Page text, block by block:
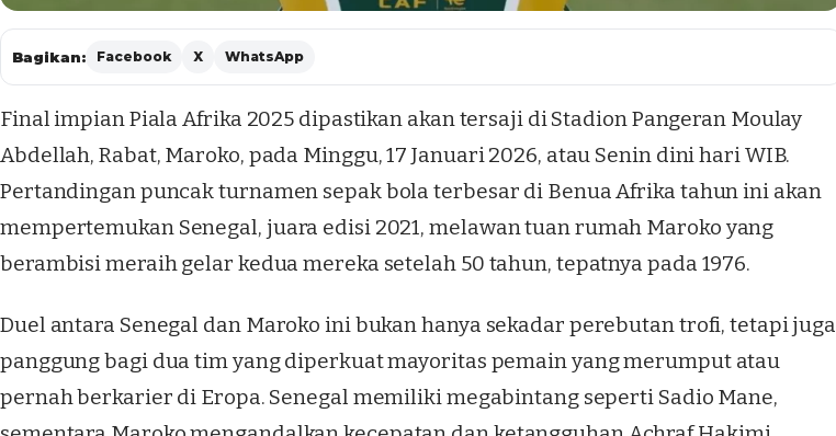
Bagikan: Facebook X WhatsApp
Final impian Piala Afrika 2025 dipastikan akan tersaji di Stadion Pangeran Moulay
Abdellah, Rabat, Maroko, pada Minggu, 17 Januari 2026, atau Senin dini hari WIB.
Pertandingan puncak turnamen sepak bola terbesar di Benua Afrika tahun ini akan
mempertemukan Senegal, juara edisi 2021, melawan tuan rumah Maroko yang
berambisi meraih gelar kedua mereka setelah 50 tahun, tepatnya pada 1976.
Duel antara Senegal dan Maroko ini bukan hanya sekadar perebutan trofi, tetapi juga
panggung bagi dua tim yang diperkuat mayoritas pemain yang merumput atau
pernah berkarier di Eropa. Senegal memiliki megabintang seperti Sadio Mane,